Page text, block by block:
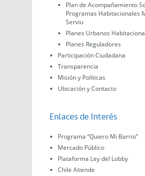
Plan de Acompañamiento
Programas Habitacionales
Serviu
Planes Urbanos
Planes Reguladores
Participación Ciudadana
Transparencia
Misión y Políticas
Ubicación y Contacto
Enlaces de Interés
Programa “Quiero Mi Barrio”
Mercado Público
Plataforma Ley del Lobby
Chile Atiende